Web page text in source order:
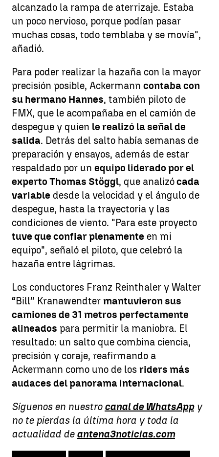
alcanzado la rampa de aterrizaje. Estaba
un poco nervioso, porque podían pasar
muchas cosas, todo temblaba y se movía",
añadió.
Para poder realizar la hazaña con la mayor
precisión posible, Ackermann contaba con
su hermano Hannes, también piloto de
FMX, que le acompañaba en el camión de
despegue y quien le realizó la señal de
salida. Detrás del salto había semanas de
preparación y ensayos, además de estar
respaldado por un equipo liderado por el
experto Thomas Stöggl, que analizócada
variable desde la velocidad y el ángulo de
despegue, hasta la trayectoria y las
condiciones de viento. "Para este proyecto
tuve que confiar plenamente en mi
equipo", señaló el piloto, que celebró la
hazaña entre lágrimas.
Los conductores Franz Reinthaler y Walter
“Bill” Kranawendter mantuvieron sus
camiones de 31 metros perfectamente
alineados para permitir la maniobra. El
resultado: un salto que combina ciencia,
precisión y coraje, reafirmando a
Ackermann como uno de los riders más
audaces del panorama internacional.
Síguenos en nuestro canal de WhatsAppy
no te pierdas la última hora y toda la
actualidad de antena3noticias.com